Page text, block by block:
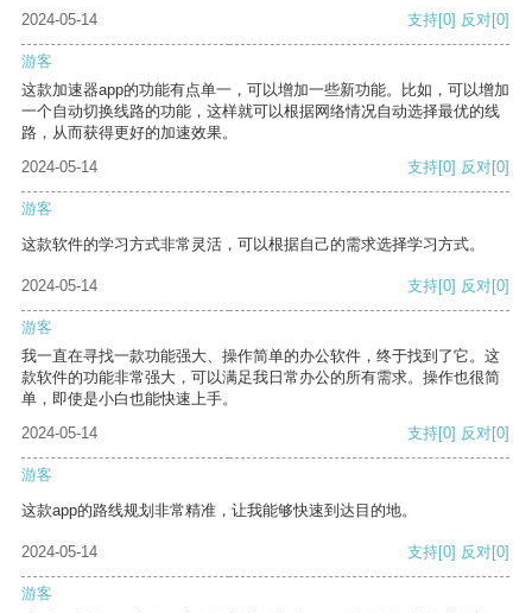
2024-05-14 支持[0] 反对[0]
游客
这款加速器app的功能有点单一，可以增加一些新功能。比如，可以增加
一个自动切换线路的功能，这样就可以根据网络情况自动选择最优的线
路，从而获得更好的加速效果。
2024-05-14
支持[0] 反对[0]
游客
这款软件的学习方式非常灵活，可以根据自己的需求选择学习方式。
2024-05-14 支持[0] 反对[0]
游客
我一直在寻找一款功能强大、操作简单的办公软件，终于找到了它。这
款软件的功能非常强大，可以满足我日常办公的所有需求。操作也很简
单，即使是小白也能快速上手。
2024-05-14
支持[0] 反对[0]
游客
这款app的路线规划非常精准，让我能够快速到达目的地。
2024-05-14 支持[0] 反对[0]
游客